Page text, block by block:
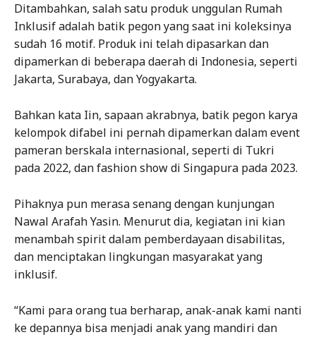
Ditambahkan, salah satu produk unggulan Rumah
Inklusif adalah batik pegon yang saat ini koleksinya
sudah 16 motif. Produk ini telah dipasarkan dan
dipamerkan di beberapa daerah di Indonesia, seperti
Jakarta, Surabaya, dan Yogyakarta.
Bahkan kata Iin, sapaan akrabnya, batik pegon karya
kelompok difabel ini pernah dipamerkan dalam event
pameran berskala internasional, seperti di Tukri
pada 2022, dan fashion show di Singapura pada 2023.
Pihaknya pun merasa senang dengan kunjungan
Nawal Arafah Yasin. Menurut dia, kegiatan ini kian
menambah spirit dalam pemberdayaan disabilitas,
dan menciptakan lingkungan masyarakat yang
inklusif.
“Kami para orang tua berharap, anak-anak kami nanti
ke depannya bisa menjadi anak yang mandiri dan